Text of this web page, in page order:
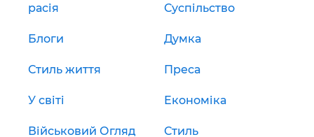
расія Суспільство
Блоги Думка
Стиль життя Преса
У світі Економіка
Військовий Огляд Стиль